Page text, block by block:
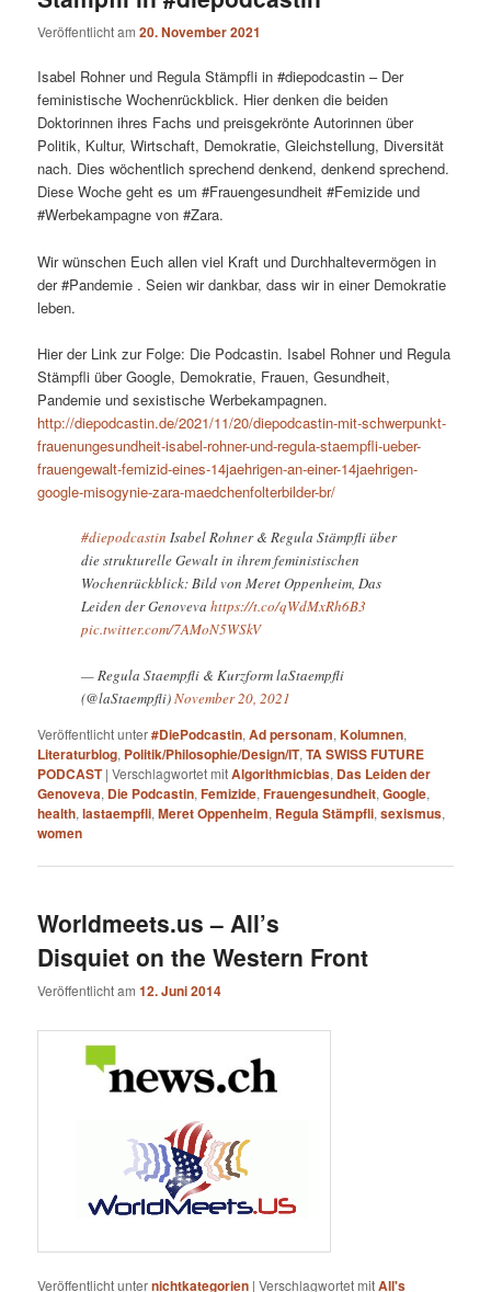
Veröffentlicht am20. November 2021
Isabel Rohner und Regula Stämpfli in #diepodcastin – Der
feministische Wochenrückblick. Hier denken die beiden
Doktorinnen ihres Fachs und preisgekrönte Autorinnen über
Politik, Kultur, Wirtschaft, Demokratie, Gleichstellung, Diversität
nach. Dies wöchentlich sprechend denkend, denkend sprechend.
Diese Woche geht es um #Frauengesundheit #Femizide und
#Werbekampagne von #Zara.
Wir wünschen Euch allen viel Kraft und Durchhaltevermögen in
der #Pandemie . Seien wir dankbar, dass wir in einer Demokratie
leben.
Hier der Link zur Folge: Die Podcastin. Isabel Rohner und Regula
Stämpfli über Google, Demokratie, Frauen, Gesundheit,
Pandemie und sexistische Werbekampagnen.
http://diepodcastin.de/2021/11/20/diepodcastin-mit-schwerpunkt-
frauenungesundheit-isabel-rohner-und-regula-staempfli-ueber-
frauengewalt-femizid-eines-14jaehrigen-an-einer-14jaehrigen-
google-misogynie-zara-maedchenfolterbilder-br/
#diepodcastin Isabel Rohner & Regula Stämpfli über
die strukturelle Gewalt in ihrem feministischen
Wochenrückblick: Bild von Meret Oppenheim, Das
Leiden der Genovevahttps://t.co/qWdMxRh6B3
pic.twitter.com/7AMoN5WSkV
— Regula Staempfli & Kurzform laStaempfli
(@laStaempfli)November 20, 2021
Veröffentlicht unter#DiePodcastin,Ad personam,Kolumnen,
Literaturblog, Politik/Philosophie/Design/IT,TA SWISS FUTURE
PODCAST |Verschlagwortet mitAlgorithmicbias, Das Leiden der
Genoveva, Die Podcastin,Femizide,Frauengesundheit,Google,
health,lastaempfli,Meret Oppenheim, Regula Stämpfli,sexismus,
women
Worldmeets.us – All’s
Disquiet on the Western Front
Veröffentlicht am12. Juni 2014
Veröffentlicht unternichtkategorien |Verschlagwortet mitAll's